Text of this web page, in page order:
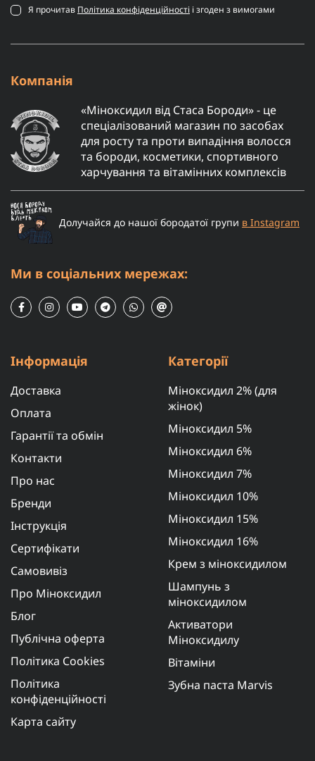
Я прочитав Політика конфіденційності і згоден з вимогами
Компанія
«Міноксидил від Стаса Бороди» - це
спеціалізований магазин по засобах
для росту та проти випадіння волосся
та бороди, косметики, спортивного
харчування та вітамінних комплексів
Долучайся до нашої бородатої групи в Instagram
Ми в соціальних мережах:
Інформація
Доставка
Оплата
Гарантії та обмін
Контакти
Про нас
Бренди
Інструкція
Сертифікати
Самовивіз
Про Міноксидил
Блог
Публічна оферта
Політика Cookies
Політика
конфіденційності
Карта сайту
Категорії
Міноксидил 2% (для
жінок)
Міноксидил 5%
Міноксидил 6%
Міноксидил 7%
Міноксидил 10%
Міноксидил 15%
Міноксидил 16%
Крем з міноксидилом
Шампунь з
міноксидилом
Активатори
Міноксидилу
Вітаміни
Зубна паста Marvis